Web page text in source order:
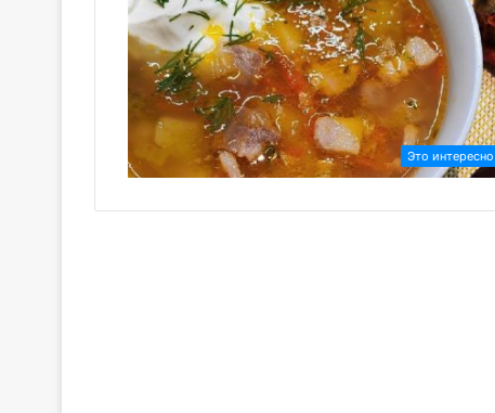
Это интересно